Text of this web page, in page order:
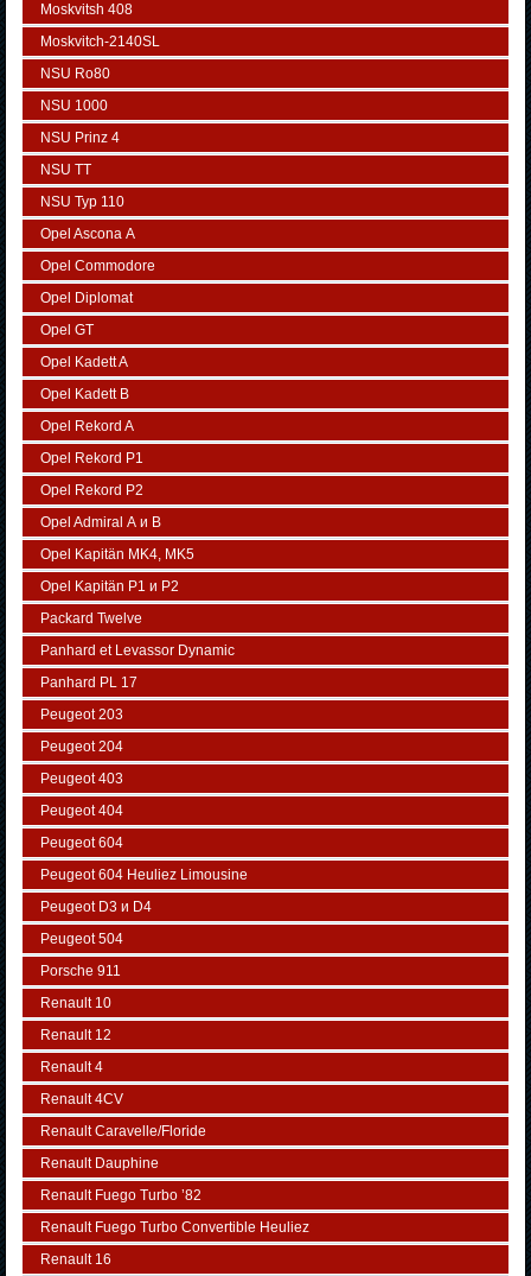
Moskvitsh 408
Moskvitch-2140SL
NSU Ro80
NSU 1000
NSU Prinz 4
NSU TT
NSU Typ 110
Opel Ascona А
Opel Commodore
Opel Diplomat
Opel GT
Opel Kadett A
Opel Kadett B
Opel Rekord A
Opel Rekord P1
Opel Rekord P2
Opel Admiral А и В
Opel Kapitän MK4, MK5
Opel Kapitän P1 и P2
Packard Twelve
Panhard et Levassor Dynamic
Panhard PL 17
Peugeot 203
Peugeot 204
Peugeot 403
Peugeot 404
Peugeot 604
Peugeot 604 Heuliez Limousine
Peugeot D3 и D4
Peugeot 504
Porsche 911
Renault 10
Renault 12
Renault 4
Renault 4CV
Renault Caravelle/Floride
Renault Dauphine
Renault Fuego Turbo ’82
Renault Fuego Turbo Convertible Heuliez
Renault 16